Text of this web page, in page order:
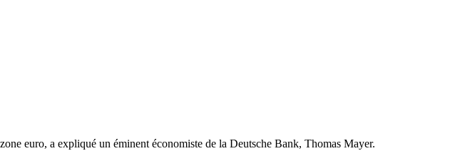
euro, a expliqué un éminent économiste de la Deutsche Bank, Thomas Mayer.